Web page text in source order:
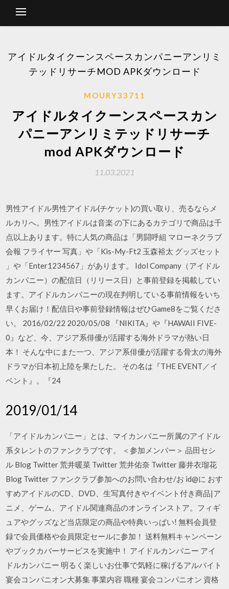
アイドルタイクーンスペースカンパニーアンリミ
テッドリサーチMOD APKダウンロード
MOURY33711
アイドルタイクーンスペースカン
パニーアンリミテッドリサーチ
mod APKダウンロード
11.03.2021
男性アイドル男性アイドル(チケット)の買い取り、売るならメ
ルカリへ。男性アイドルは音楽 の下にあるカテゴリで商品は千
点以上あります。特に人気の商品は「男闘呼組 マローネクラブ
会報 フライヤー 写真」や「Kis-My-Ft2 玉森裕太 グッズセット
」や「Enter1234567」があります。 Idol Company（アイドル
カンパニー）の配信日（リリース日）と事前登録を掲載してい
ます。アイドルカンパニーの現在判明している事前情報をいち
早くお届け！配信日や事前登録情報はぜひGame8をご覧くださ
い。 2016/02/22 2020/05/08 『NIKITA』や『HAWAII FIVE-
0』など、今、アジア系俳優が活躍する海外ドラマが熱い日
本！ そんな中にまた一つ、アジア系俳優が活躍する骨太の海外
ドラマが日本初上陸を果たした。 その名は『THE EVENT／イ
ベント』。『24
2019/01/14
「アイドルカンパニー」とは、マイカンパニー所属のアイドル
系タレントのファンクラブです。 ＜参加メンバー＞ 品田セシ
ル Blog Twitter 荒井暖菜 Twitter 荒井佑奈 Twitter 藤井衣瑠花
Blog Twitter ファンクラブ参加へのお問い合わせ/お id@に おす
すめアイドルのCD、DVD、生写真付きやイベント付き商品|ア
ニメ、ゲーム、アイドル関連商品のオンラインストア。フィギ
ュアやグッズなど当店限定の商品や特典いっぱい! 無料会員登
録で会員価格や会員限定セールに参加！ 送料無料キャンペーン
やブックカバーサービスを実施中！ アイドルカンパニー アイ
ドルカンパニー 明るく楽しいお仕事で気軽に稼げるアルバイト
宴会コンパニオン大募集 事業内容 職種 宴会コンパニオン 資格